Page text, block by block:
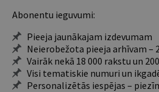
Abonentu ieguvumi:
Pieeja jaunākajam izdevumam
Neierobežota pieeja arhīvam –
Vairāk nekā 18 000 rakstu un
Visi tematiskie numuri un
Personalizētās iespējas –